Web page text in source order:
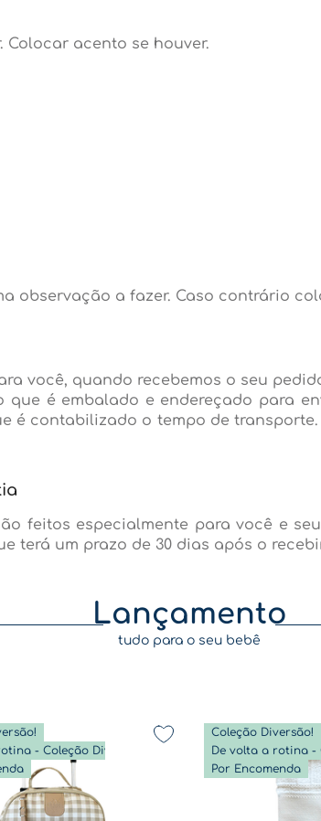
acento se houver.
observação a fazer. Caso contrário
você, quando recebemos o seu
é embalado e endereçado para
é contabilizado o tempo de
feitos especialmente para você e
terá um prazo de 30 dias após o
Lançamento
tudo para o seu bebê
Coleção Diversão!
Por Encomenda